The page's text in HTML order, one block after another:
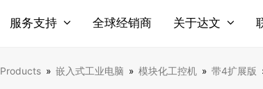
服务支持 全球经销商 关于达文
Products » 嵌入式工业电脑 » 模块化工控机 » 带4扩展版